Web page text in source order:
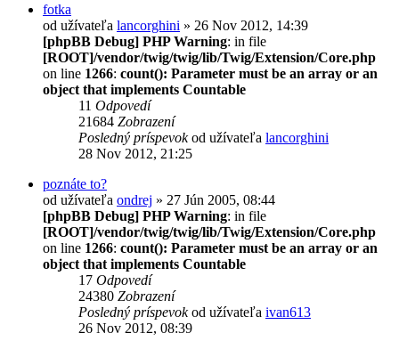
fotka
od užívateľa lancorghini » 26 Nov 2012, 14:39
[phpBB Debug] PHP Warning: in file
[ROOT]/vendor/twig/twig/lib/Twig/Extension/Core.php
on line 1266: count(): Parameter must be an array or an
object that implements Countable
11 Odpovedí
21684 Zobrazení
Posledný príspevokod užívateľa lancorghini
28 Nov 2012, 21:25
poznáte to?
od užívateľa ondrej » 27 Jún 2005, 08:44
[phpBB Debug] PHP Warning: in file
[ROOT]/vendor/twig/twig/lib/Twig/Extension/Core.php
on line 1266: count(): Parameter must be an array or an
object that implements Countable
17 Odpovedí
24380 Zobrazení
Posledný príspevokod užívateľa ivan613
26 Nov 2012, 08:39